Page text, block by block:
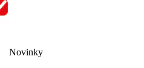
Novinky